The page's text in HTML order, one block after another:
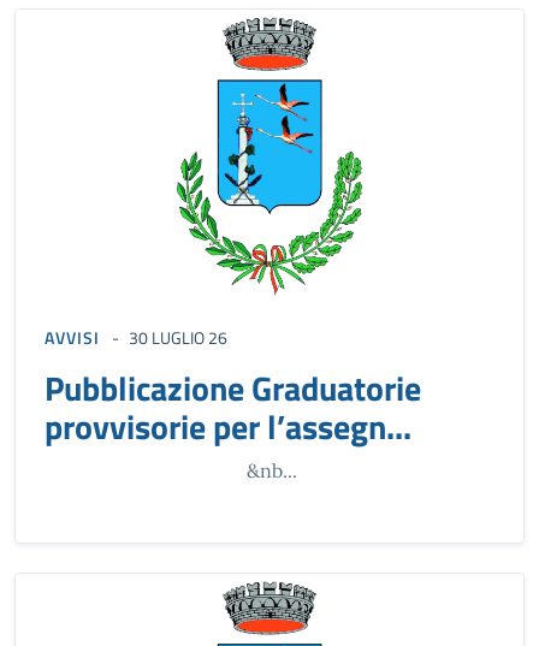
AVVISI 30 LUGLIO 26
Pubblicazione Graduatorie
provvisorie per l’assegn...
&nb...